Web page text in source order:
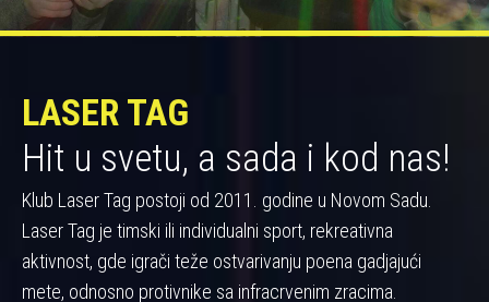
LASER TAG
Hit u svetu, a sada i kod nas!
Klub Laser Tag postoji od 2011. godine u Novom Sadu.
Laser Tag je timski ili individualni sport, rekreativna
aktivnost, gde igrači teže ostvarivanju poena gadjajući
mete, odnosno protivnike sa infracrvenim zracima.